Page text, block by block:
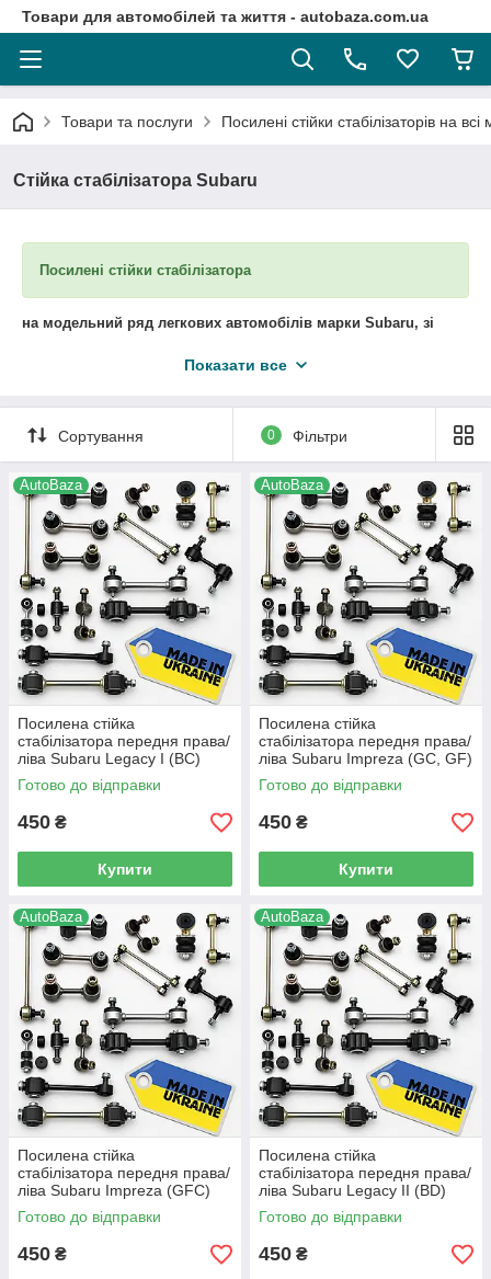
Товари для автомобілей та життя - autobaza.com.ua
Товари та послуги Посилені стійки стабілізаторів на
Стійка стабілізатора Subaru
Посилені стійки стабілізатора
на модельний ряд легкових автомобілів марки Subaru, зі
домогтися істотного поліпшення їх технічних характеристик,
додаткова міцність стійок стабілізатора забезпечується за
рахунок оптимізації процесу установки кульового пальця: тепер
кріплення кульового пальця в корпусі самої стійки. Тепер вам не
треба викидати стійку після зносу! Проводиться реставрація
стійок стабілізатора шляхом заміни самого пальця в корпусі
стійки. Завдяки відсутності втулки і пильовика, стійки
стабілізатора стали більш надійними і довговічними.
Показати все
Сортування 0 Фільтри
AutoBaza
Посилена стійка
стабілізатора передня права/
ліва Subaru Legacy I (BC)
(1989-1995 р.в) -
20420AA000, (149)
Готово до відправки
450 ₴
Купити
AutoBaza
Посилена стійка
стабілізатора передня права/
ліва Subaru Impreza (GC, GF)
(1992-2001 р.в) -
20420AA000, (149)
Готово до відправки
450 ₴
Купити
AutoBaza
Посилена стійка
стабілізатора передня права/
ліва Subaru Impreza (GFC)
(1993-2000 р.в) -
20420AA000, (149)
Готово до відправки
450 ₴
AutoBaza
Посилена стійка
стабілізатора передня права/
ліва Subaru Legacy II (BD)
(1994-1999 р.в) -
20420AA000, (149)
Готово до відправки
450 ₴